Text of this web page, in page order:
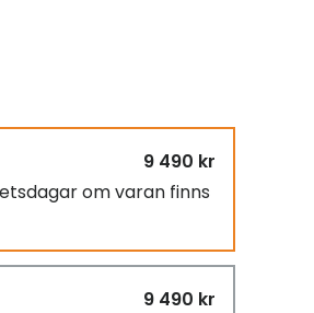
9 490 kr
om varan finns
9 490 kr